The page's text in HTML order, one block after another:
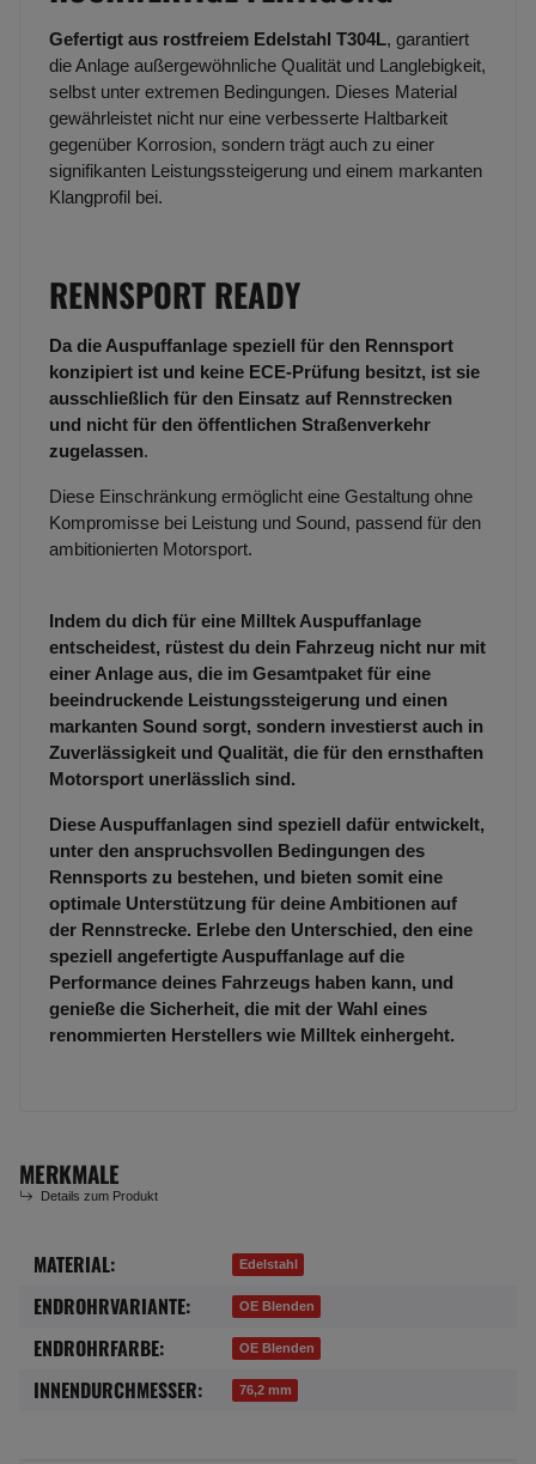
Gefertigt aus rostfreiem Edelstahl T304L, garantiert
die Anlage außergewöhnliche Qualität und Langlebigkeit,
selbst unter extremen Bedingungen. Dieses Material
gewährleistet nicht nur eine verbesserte Haltbarkeit
gegenüber Korrosion, sondern trägt auch zu einer
signifikanten Leistungssteigerung und einem markanten
Klangprofil bei.
RENNSPORT READY
Da die Auspuffanlage speziell für den Rennsport
konzipiert ist und keine ECE-Prüfung besitzt, ist sie
ausschließlich für den Einsatz auf Rennstrecken
und nicht für den öffentlichen Straßenverkehr
zugelassen.
Diese Einschränkung ermöglicht eine Gestaltung ohne
Kompromisse bei Leistung und Sound, passend für den
ambitionierten Motorsport.
Indem du dich für eine Milltek Auspuffanlage
entscheidest, rüstest du dein Fahrzeug nicht nur mit
einer Anlage aus, die im Gesamtpaket für eine
beeindruckende Leistungssteigerung und einen
markanten Sound sorgt, sondern investierst auch in
Zuverlässigkeit und Qualität, die für den ernsthaften
Motorsport unerlässlich sind.
Diese Auspuffanlagen sind speziell dafür entwickelt,
unter den anspruchsvollen Bedingungen des
Rennsports zu bestehen, und bieten somit eine
optimale Unterstützung für deine Ambitionen auf
der Rennstrecke. Erlebe den Unterschied, den eine
speziell angefertigte Auspuffanlage auf die
Performance deines Fahrzeugs haben kann, und
genieße die Sicherheit, die mit der Wahl eines
renommierten Herstellers wie Milltek einhergeht.
MERKMALE
Details zum Produkt
Produkteigenschaft
Wert
MATERIAL: Edelstahl
ENDROHRVARIANTE: OE Blenden
ENDROHRFARBE: OE Blenden
INNENDURCHMESSER: 76,2 mm